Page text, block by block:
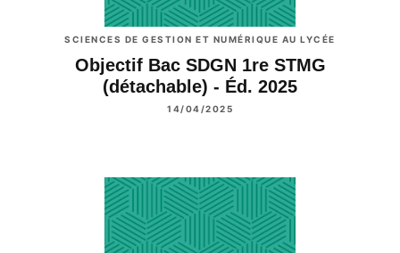
SCIENCES DE GESTION ET NUMÉRIQUE AU LYCÉE
Objectif Bac SDGN 1re STMG
(détachable) - Éd. 2025
14/04/2025